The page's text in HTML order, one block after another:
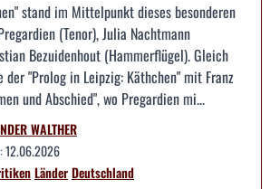
stand im Mittelpunkt dieses besonderen
(Tenor), Julia Nachtmann
Bezuidenhout (Hammerflügel). Gleich
"Prolog in Leipzig: Käthchen" mit Franz
und Abschied", wo Pregardien mi...
WALTHER
12.06.2026
LänderDeutschland